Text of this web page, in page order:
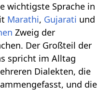
wichtigste Sprache in
Marathi, Gujarati und
Zweig der
Der Großteil der
spricht im Alltag
Dialekten, die
und die